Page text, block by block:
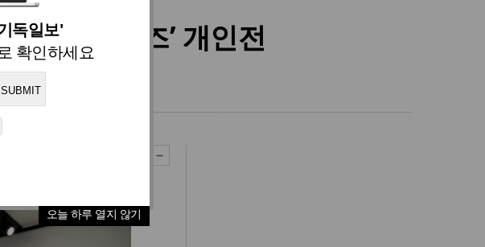
독일보'
확인하세요
오늘 하루 열지 않기
세상 시리즈’ 개인전
상